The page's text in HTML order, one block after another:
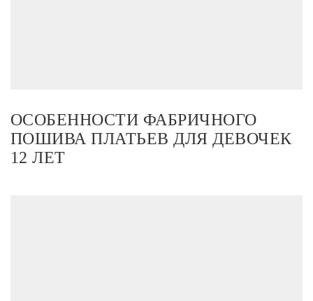
ОСОБЕННОСТИ ФАБРИЧНОГО
ПОШИВА ПЛАТЬЕВ ДЛЯ ДЕВОЧЕК
12 ЛЕТ